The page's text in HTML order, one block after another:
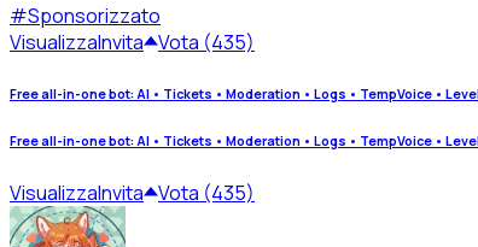
#Sponsorizzato
VisualizzaInvita Vota (435)
Free all-in-one bot: AI • Tickets • Moderation • Logs • TempVoice •
Free all-in-one bot: AI • Tickets • Moderation • Logs • TempVoice •
VisualizzaInvita Vota (435)